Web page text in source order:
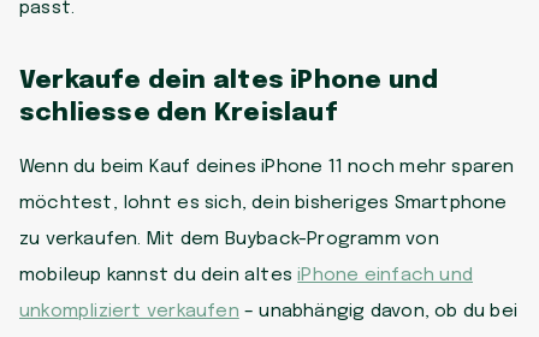
passt.
Verkaufe dein altes iPhone und
schliesse den Kreislauf
Wenn du beim Kauf deines iPhone 11 noch mehr sparen
möchtest, lohnt es sich, dein bisheriges Smartphone
zu verkaufen. Mit dem Buyback-Programm von
mobileup kannst du dein altesiPhone einfach und
unkompliziert verkaufen – unabhängig davon, ob du bei